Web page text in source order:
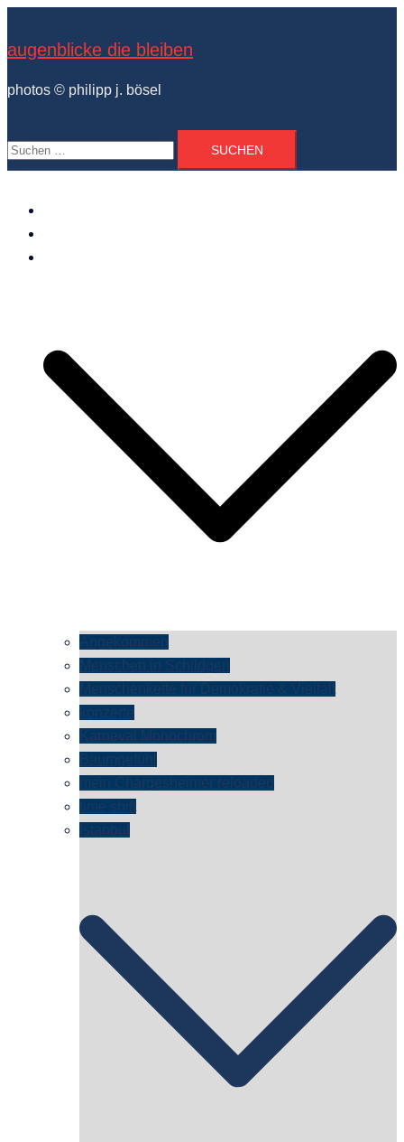
springen
augenblicke die bleiben
photos © philipp j. bösel
Suchen
nach:
Angekommen
Menschen in Schildgen
Menschenkette für Demokratie & Vielfalt
konzerte
Karneval Monochrom
Baumgefühl
mein Chargesheimer reloaded
time shift
Istanbul